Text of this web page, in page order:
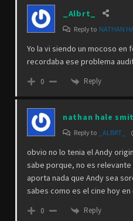
_Albrt_
Reply to NATHAN
Yo la vi siendo un mocoso en
recordaba ese problema
0 Reply
nathan hale
Reply to _ALBRT_
obvio no lo tenia el Andy
sabe porque, no es
aporta nada que Andy sea
sabes como es el cine hoy en
0 Reply